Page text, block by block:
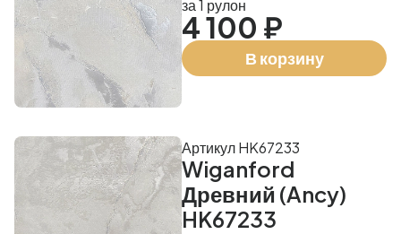
за 1 рулон
4 100 ₽
В корзину
Wiganford
Древний (Ancy)
HK67233
Артикул HK67233